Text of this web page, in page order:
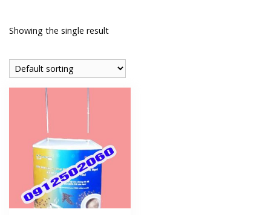
Showing the single result